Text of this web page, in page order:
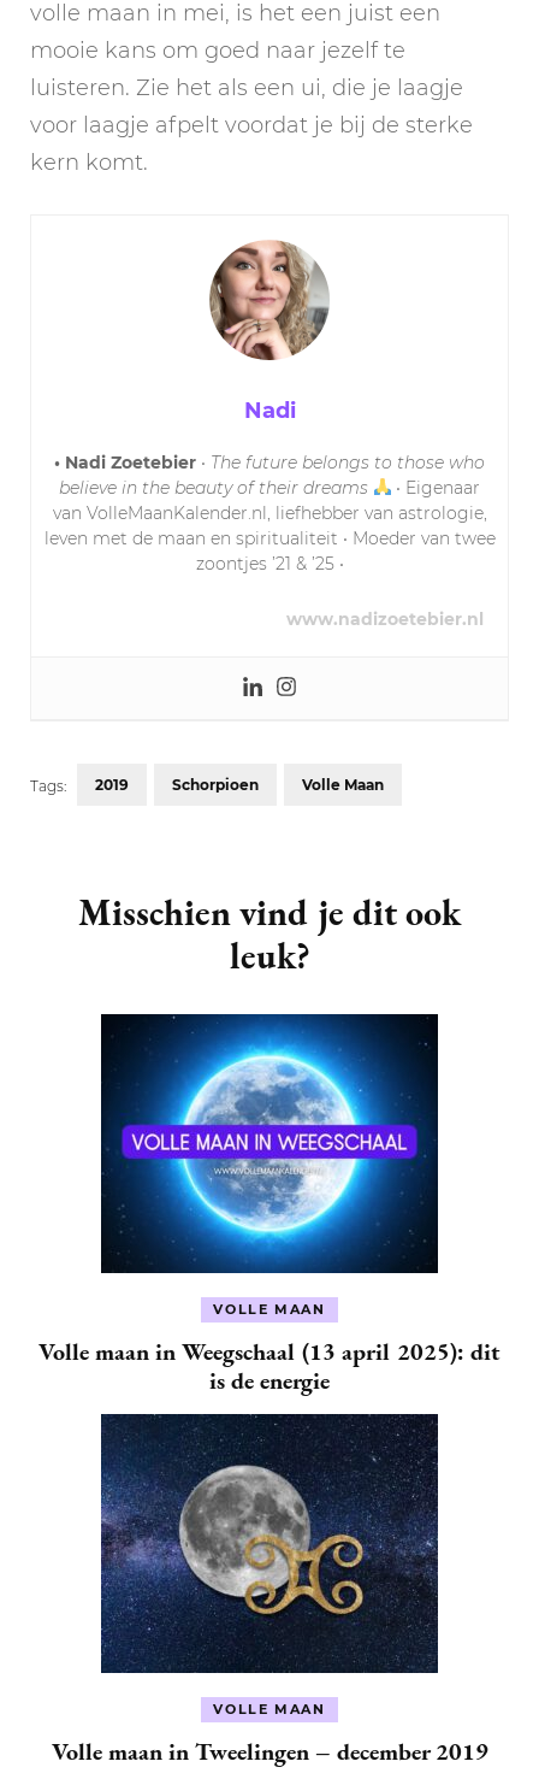
volle maan in mei, is het een juist een
mooie kans om goed naar jezelf te
luisteren. Zie het als een ui, die je laagje
voor laagje afpelt voordat je bij de sterke
kern komt.
Nadi
• Nadi Zoetebier • The future belongs to those who
believe in the beauty of their dreams
• Eigenaar
van VolleMaanKalender.nl, liefhebber van astrologie,
leven met de maan en spiritualiteit • Moeder van twee
zoontjes ’21 & ’25 •
www.nadizoetebier.nl
Tags: 2019 Schorpioen Volle Maan
Navigation
Misschien vind je dit ook
leuk?
VOLLE MAAN
Volle maan in Weegschaal (13 april 2025): dit
is de energie
VOLLE MAAN
Volle maan in Tweelingen – december 2019